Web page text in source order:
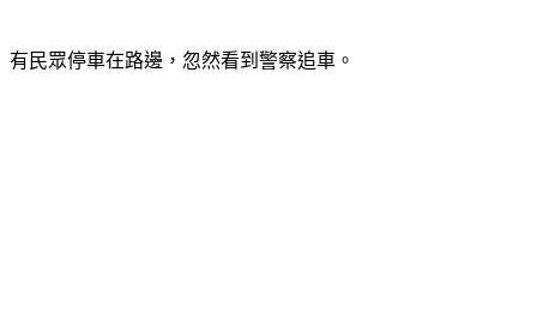
有民眾停車在路邊，忽然看到警察追車。